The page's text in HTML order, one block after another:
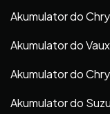
Akumulator do
Akumulator do
Akumulator do
Akumulator do